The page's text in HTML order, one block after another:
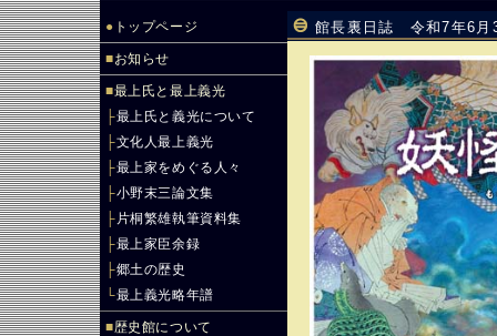
● トップページ
■お知らせ
■最上氏と最上義光
├最上氏と義光について
├文化人最上義光
├最上家をめぐる人々
├小野末三論文集
├ 片桐繁雄執筆資料集
├最上家臣余録
├郷土の歴史
└最上義光略年譜
■歴史館について
館長裏日誌 令和7年6月